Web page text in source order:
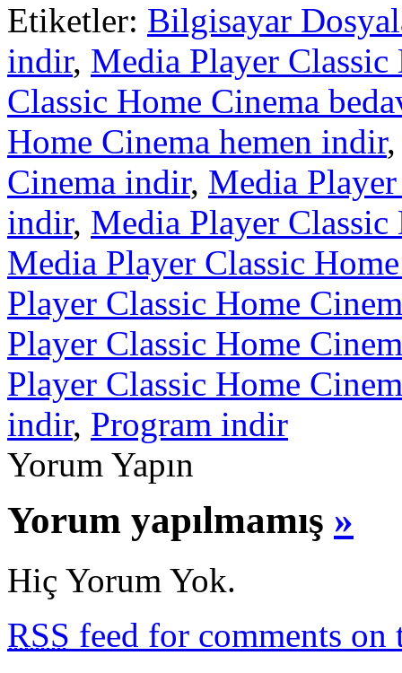
Etiketler: Bilgisayar
indir, Media Player Classic
Classic Home Cinema
Home Cinema hemen indir
Cinema indir, Media
indir, Media Player
Media Player Classic
Player Classic Home
Player Classic Home
Player Classic Home
indir, Program indir
Yorum Yapın
Yorum yapılmamış »
Hiç Yorum Yok.
RSS feed for comments on